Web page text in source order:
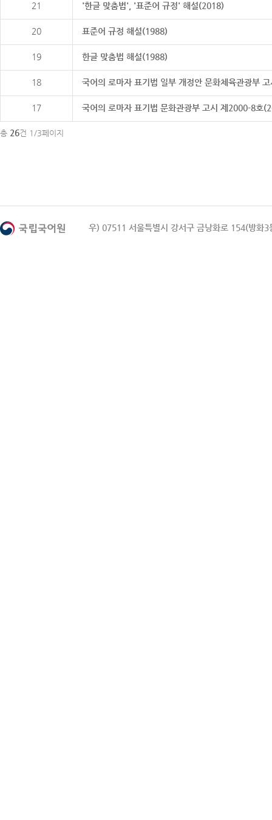
21 '한글 맞춤법', '표준어 규정' 해설(2018)
20 표준어 규정 해설(1988)
19 한글 맞춤법 해설(1988)
18 국어의 로마자 표기법 일부 개정안 문화체육관광부
17 국어의 로마자 표기법 문화관광부 고시 제2000-8호
총 26건 1/3페이지
우) 07511 서울특별시 강서구 금낭화로 154(방화3